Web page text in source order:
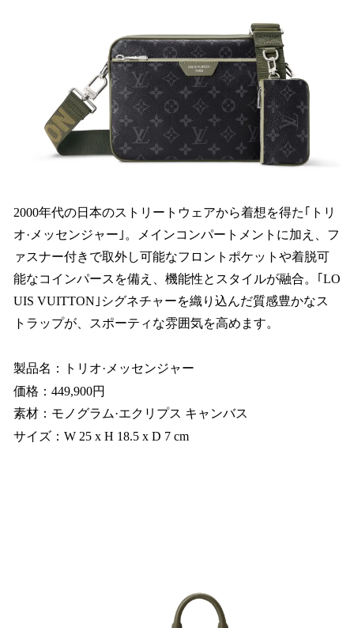
2000年代の日本のストリートウェアから着想を得た｢トリ
オ·メッセンジャー｣。メインコンパートメントに加え、フ
ァスナー付きで取外し可能なフロントポケットや着脱可
能なコインパースを備え、機能性とスタイルが融合。｢LO
UIS VUITTON｣シグネチャーを織り込んだ質感豊かなス
トラップが、スポーティな雰囲気を高めます。
製品名：トリオ·メッセンジャー
価格：449,900円
素材：モノグラム·エクリプス キャンバス
サイズ：W 25 x H 18.5 x D 7 cm